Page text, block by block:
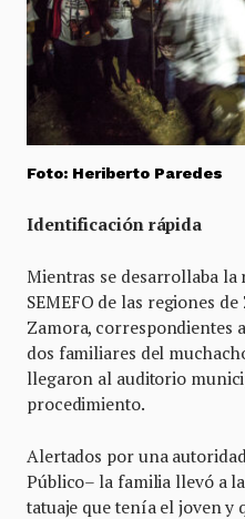
Foto: Heriberto Paredes
Identificación rápida
Mientras se desarrollaba la
SEMEFO de las regiones
Zamora, correspondientes
dos familiares del
llegaron al auditorio
procedimiento.
Alertados por una
Público– la familia llevó a
tatuaje que tenía el joven y